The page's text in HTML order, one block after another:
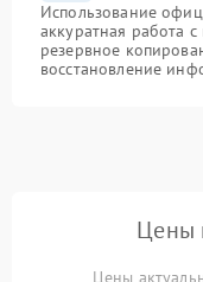
Использование
аккуратная работа
резервное
восстановление
Цены
Цены